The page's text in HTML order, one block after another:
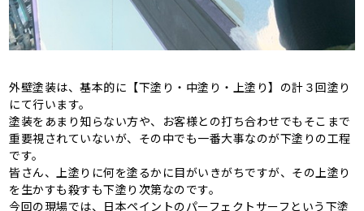
外壁塗装は、基本的に【下塗り・中塗り・上塗り】の計３回塗り
にて行います。
塗装をあまり知らない方や、お客様との打ち合わせでもそこまで
重要視されていないが、その中でも一番大事なのが下塗りの工程
です。
皆さん、上塗りに何を塗るかに目がいきがちですが、その上塗り
を生かすも殺すも下塗り次第なのです。
今回の現場では、日本ペイントのパーフェクトサーフという下塗